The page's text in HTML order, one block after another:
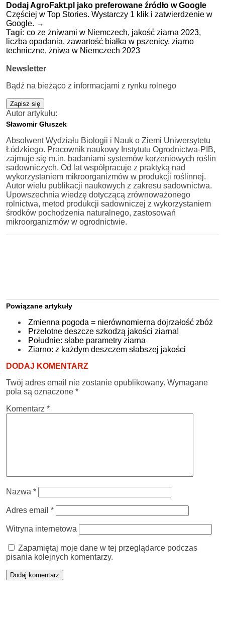
Dodaj AgroFakt.pl jako preferowane źródło w Google
Częściej w Top Stories. Wystarczy 1 klik i zatwierdzenie w
Google. →
Tagi: co ze żniwami w Niemczech, jakość ziarna 2023,
liczba opadania, zawartość białka w pszenicy, ziarno
techniczne, żniwa w Niemczech 2023
Newsletter
Bądź na bieżąco z informacjami z rynku rolnego
Zapisz się
Autor artykułu:
Sławomir Głuszek
Absolwent Wydziału Biologii i Nauk o Ziemi Uniwersytetu
Łódzkiego. Pracownik naukowy Instytutu Ogrodnictwa-PIB,
zajmuje się m.in. badaniami systemów korzeniowych roślin
sadowniczych. Od lat współpracuje z praktyką nad
wykorzystaniem mikroorganizmów w produkcji roślinnej.
Autor wielu publikacji naukowych z zakresu sadownictwa.
Upowszechnia wiedzę dotyczącą zrównoważonego
rolnictwa, metod produkcji sadowniczej z wykorzystaniem
środków pochodzenia naturalnego, zastosowań
mikroorganizmów w ogrodnictwie.
Powiązane artykuły
Zmienna pogoda = nierównomierna dojrzałość zbóż
Przelotne deszcze szkodzą jakości ziarna!
Południe: słabe parametry ziarna
Ziarno: z każdym deszczem słabszej jakości
DODAJ KOMENTARZ
Twój adres email nie zostanie opublikowany. Wymagane
pola są oznaczone *
Komentarz *
Nazwa *
Adres email *
Witryna internetowa
Zapamiętaj moje dane w tej przeglądarce podczas
pisania kolejnych komentarzy.